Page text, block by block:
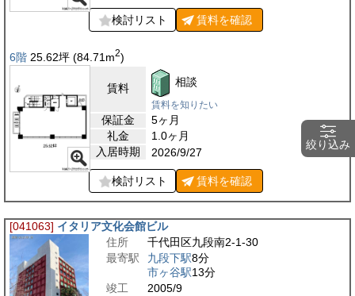
検討リスト 賃料を確認
6階 25.62坪 (84.71 m2)
賃料 相談
賃料を知りたい
保証金
5ヶ月
礼金
1.0ヶ月
入居時期
2026/9/27
検討リスト 賃料を確認
[041063] イタリア文化会館ビル
住所
千代田区九段南2-1-30
最寄駅
九段下駅8分
市ヶ谷駅13分
竣工
2005/9
絞り込み